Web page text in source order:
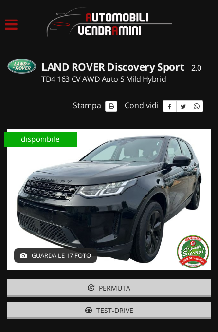
ACQUISTIAMO USATO
CONTATTI
LAND ROVER Discovery Sport
2.0
TD4 163 CV AWD Auto S Mild Hybrid
Stampa Condividi
disponibile
GUARDA LE 17 FOTO
PERMUTA
TEST-DRIVE